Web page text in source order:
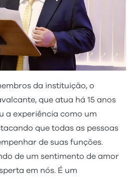
da instituição, o
que atua há 15 anos
a experiência como um
que todas as pessoas
de suas funções.
de um sentimento de amor
em nós. É um